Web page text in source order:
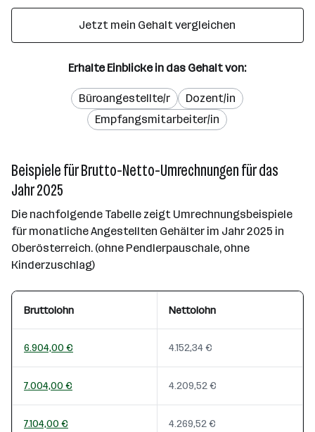
Jetzt mein Gehalt vergleichen
Erhalte Einblicke in das Gehalt von:
Büroangestellte/r
Dozent/in
Empfangsmitarbeiter/in
Beispiele für Brutto-Netto-Umrechnungen für das
Jahr 2025
Die nachfolgende Tabelle zeigt Umrechnungsbeispiele
für monatliche Angestellten Gehälter im Jahr 2025 in
Oberösterreich. (ohne Pendlerpauschale, ohne
Kinderzuschlag)
Bruttolohn Nettolohn
6.904,00 € 4.152,34 €
7.004,00 € 4.209,52 €
7.104,00 € 4.269,52 €